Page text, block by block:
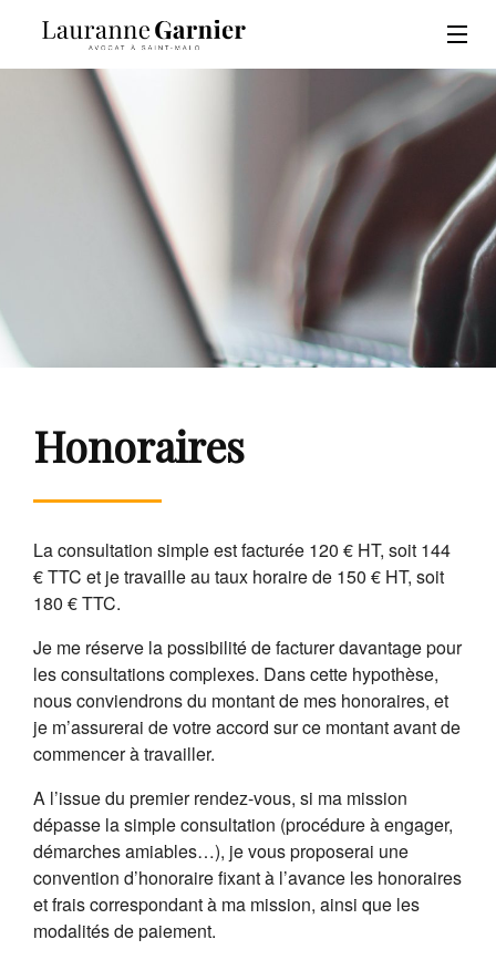
Honoraires
La consultation simple est facturée 120 € HT, soit 144
€ TTC et je travaille au taux horaire de 150 € HT, soit
180 € TTC.
Je me réserve la possibilité de facturer davantage pour
les consultations complexes. Dans cette hypothèse,
nous conviendrons du montant de mes honoraires, et
je m’assurerai de votre accord sur ce montant avant de
commencer à travailler.
A l’issue du premier rendez-vous, si ma mission
dépasse la simple consultation (procédure à engager,
démarches amiables…), je vous proposerai une
convention d’honoraire fixant à l’avance les honoraires
et frais correspondant à ma mission, ainsi que les
modalités de paiement.